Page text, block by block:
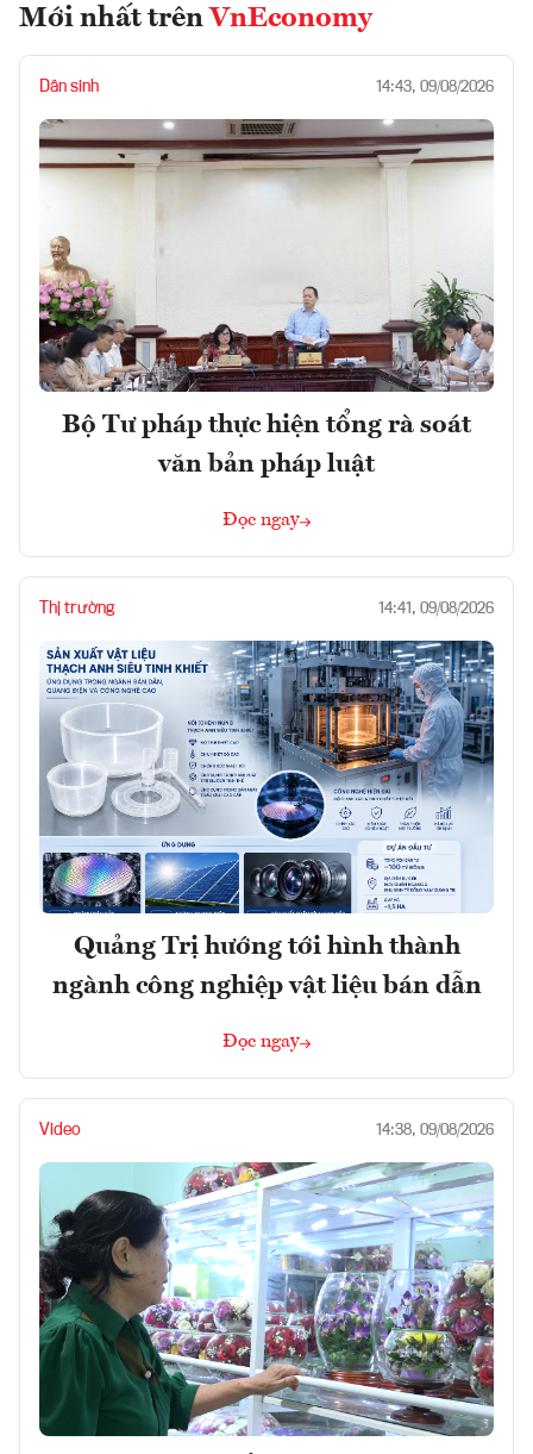
Mới nhất trên VnEconomy
Dân sinh 14:43, 09/08/2026
Bộ Tư pháp thực hiện tổng rà soát
văn bản pháp luật
Đọc ngay
Thị trường 14:41, 09/08/2026
Quảng Trị hướng tới hình thành
ngành công nghiệp vật liệu bán dẫn
Đọc ngay
Video 14:38, 09/08/2026